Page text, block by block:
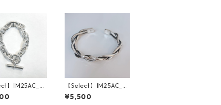
】IM25AC_B
Diamond mo
（Silver）
【Select】IM25AC_B
RL013 / Braided Ban
gle #2 （Silver）
¥5,500